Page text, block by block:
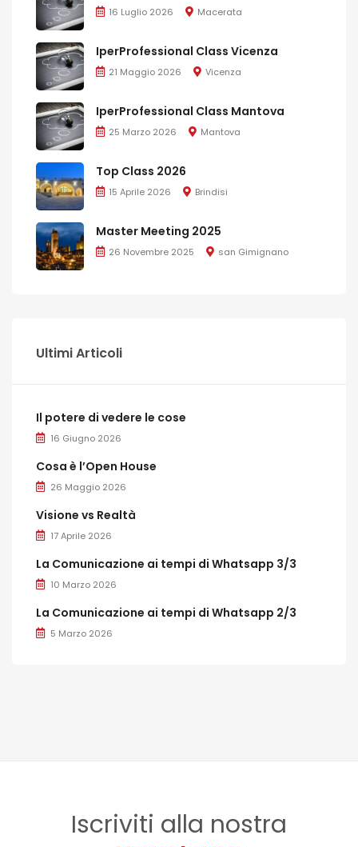
16 Luglio 2026 Macerata
IperProfessional Class Vicenza
21 Maggio 2026 Vicenza
IperProfessional Class Mantova
25 Marzo 2026 Mantova
Top Class 2026
15 Aprile 2026 Brindisi
Master Meeting 2025
26 Novembre 2025 san Gimignano
Ultimi Articoli
Il potere di vedere le cose
16 Giugno 2026
Cosa è l’Open House
26 Maggio 2026
Visione vs Realtà
17 Aprile 2026
La Comunicazione ai tempi di Whatsapp 3/3
10 Marzo 2026
La Comunicazione ai tempi di Whatsapp 2/3
5 Marzo 2026
Iscriviti alla nostra